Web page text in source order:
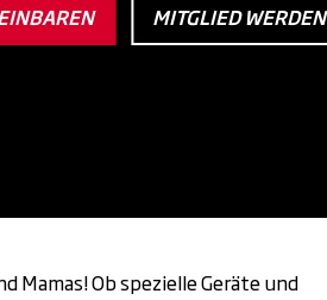
MITGLIED WERDEN
Ob spezielle Geräte und